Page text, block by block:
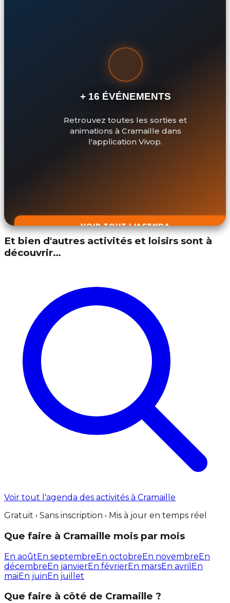
+ 16 ÉVÉNEMENTS
Retrouvez toutes les sorties et
animations à Cramaille dans
l'application Vivop.
VOIR TOUT L'AGENDA
Et bien d'autres activités et loisirs sont à
découvrir…
Voir tout l'agenda des activités à Cramaille
Gratuit • Sans inscription • Mis à jour en temps réel
Que faire à Cramaille mois par mois
En aoûtEn septembreEn octobreEn novembreEn
décembreEn janvierEn févrierEn marsEn avril En
maiEn juinEn juillet
Que faire à côté de Cramaille ?